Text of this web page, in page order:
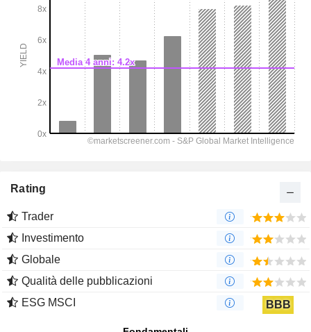
Rating
Trader
Investimento
Globale
Qualità delle pubblicazioni
ESG MSCI
BBB